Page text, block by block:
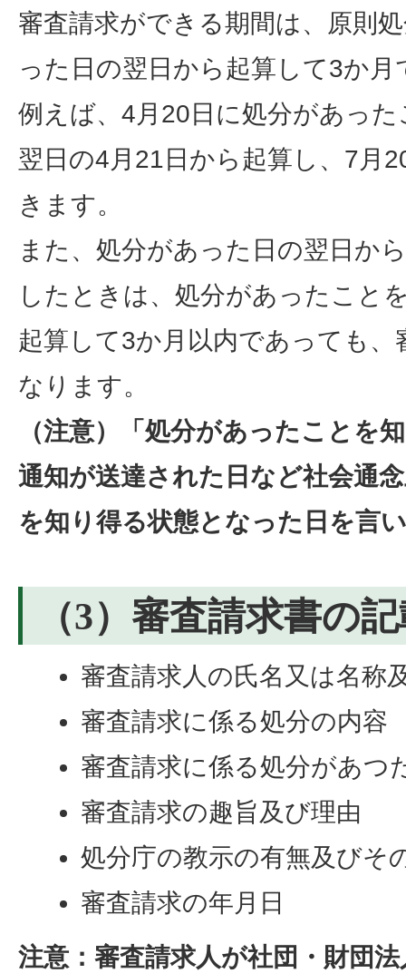
審査請求ができる期間は、原則
った日の翌日から起算して3か月
例えば、4月20日に処分があっ
翌日の4月21日から起算し、7月
きます。
また、処分があった日の翌日か
したときは、処分があったこと
起算して3か月以内であっても
なります。
（注意）「処分があったことを
通知が送達された日など社会通
を知り得る状態となった日を言
（3）審査請求書の
審査請求人の氏名又は名称
審査請求に係る処分の内容
審査請求に係る処分があつ
審査請求の趣旨及び理由
処分庁の教示の有無及びそ
審査請求の年月日
注意：審査請求人が社団・財団